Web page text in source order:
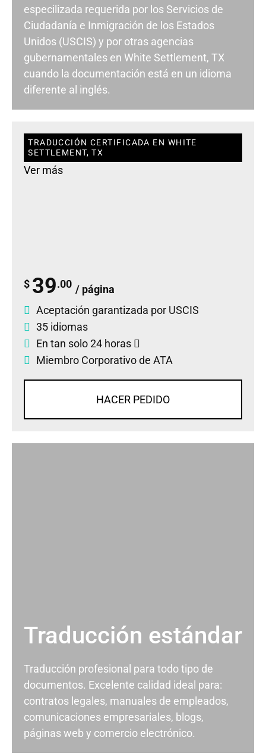
especilizada requerida por los Servicios de
Ciudadanía e Inmigración de los Estados
Unidos (USCIS) y por otras agencias
gubernamentales en White Settlement, TX
cuando la documentación está en un idioma
diferente al inglés.
TRADUCCIÓN CERTIFICADA EN WHITE
SETTLEMENT, TX
Ver más
$ 39.00 / página
Aceptación garantizada por USCIS
35 idiomas
En tan solo 24 horas
Miembro Corporativo de ATA
HACER PEDIDO
Traducción estándar
Traducción profesional para todo tipo de
documentos. Excelente calidad ideal para:
contratos legales, manuales de empleados,
comunicaciones empresariales, blogs,
páginas web y comercio electrónico.